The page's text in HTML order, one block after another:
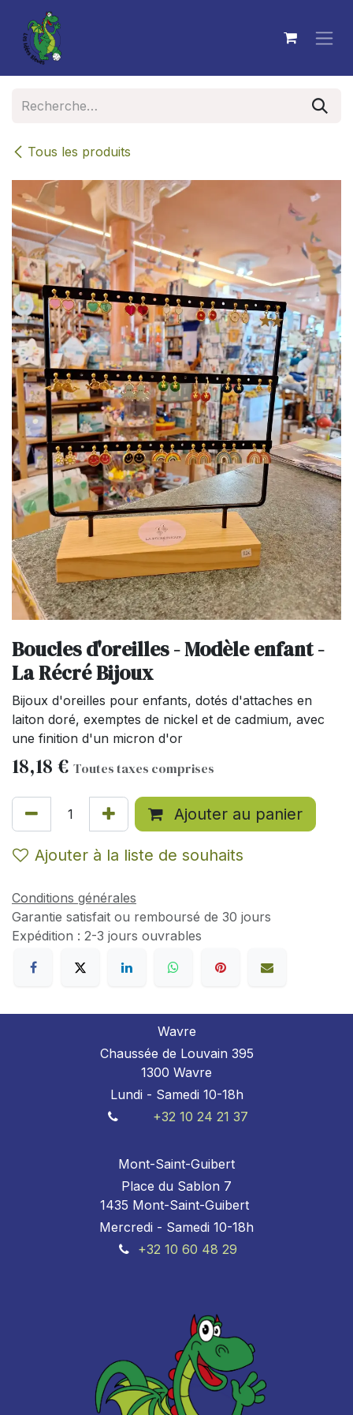
Se rendre au contenu
Tous les produits
Boucles d'oreilles - Modèle enfant -
La Récré Bijoux
Bijoux d'oreilles pour enfants, dotés d'attaches en
laiton doré, exemptes de nickel et de cadmium, avec
une finition d'un micron d'or
18,18 € Toutes taxes comprises
Ajouter au panier
Ajouter à la liste de souhaits
Conditions générales
Garantie satisfait ou remboursé de 30 jours
Expédition : 2-3 jours ouvrables
Wavre
Chaussée de Louvain 395
1300 Wavre
Lundi - Samedi 10-18h
+32 10 24 21 37
Mont-Saint-Guibert
Place du Sablon 7
1435 Mont-Saint-Guibert
Mercredi - Samedi 10-18h
+32 10 60 48 29